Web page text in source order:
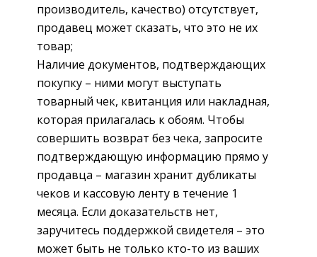
производитель, качество) отсутствует,
продавец может сказать, что это не их
товар;
Наличие документов, подтверждающих
покупку – ними могут выступать
товарный чек, квитанция или накладная,
которая прилагалась к обоям. Чтобы
совершить возврат без чека, запросите
подтверждающую информацию прямо у
продавца – магазин хранит дубликаты
чеков и кассовую ленту в течение 1
месяца. Если доказательств нет,
заручитесь поддержкой свидетеля – это
может быть не только кто-то из ваших